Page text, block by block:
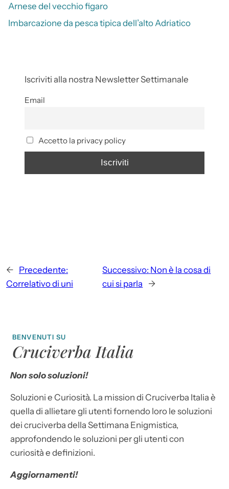
Arnese del vecchio figaro
Imbarcazione da pesca tipica dell’alto Adriatico
Iscriviti alla nostra Newsletter Settimanale
Email
Accetto la privacy policy
← Precedente:
Correlativo di uni
Successivo: Non è la cosa di
cui si parla
→
BENVENUTI SU
Cruciverba Italia
Non solo soluzioni!
Soluzioni e Curiosità. La mission di Cruciverba Italia è
quella di allietare gli utenti fornendo loro le soluzioni
dei cruciverba della Settimana Enigmistica,
approfondendo le soluzioni per gli utenti con
curiosità e definizioni.
Aggiornamenti!